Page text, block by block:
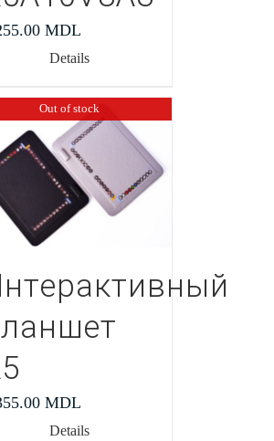
MDL
Details
Out of stock
MDL
Details